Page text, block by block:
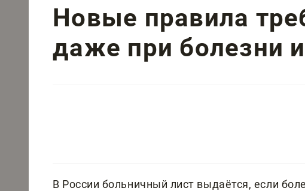
Новые правила
даже при болезни
В России больничный лист выдаётся, если